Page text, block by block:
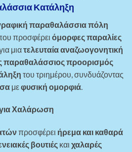
Κατάληξη
παραθαλάσσια πόλη
προσφέρει όμορφες παραλίες
μιατελευταία αναζωογονητική
παραθαλάσσιος προορισμός
του τριημέρου, συνδυάζοντας
μεφυσική ομορφιά
Χαλάρωση
προσφέρει ήρεμα και καθαρά
βουτιές και χαλαρές